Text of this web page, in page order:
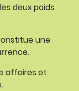
deux poids
une
affaires et